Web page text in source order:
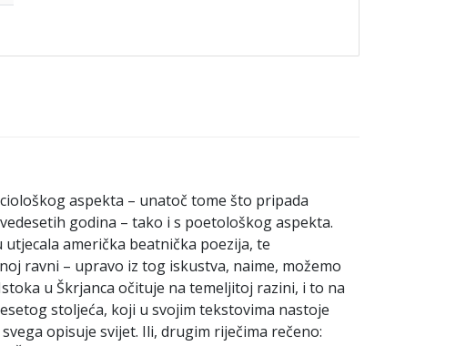
aspekta – unatoč tome što pripada
godina – tako i s poetološkog aspekta.
američka beatnička poezija, te
ravni – upravo iz tog iskustva, naime, možemo
u Škrjanca očituje na temeljitoj razini, i to na
stoljeća, koji u svojim tekstovima nastoje
opisuje svijet. Ili, drugim riječima rečeno: